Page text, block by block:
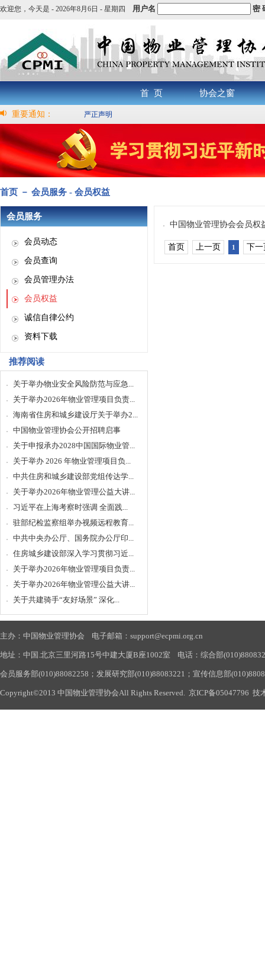
欢迎您， 今天是 - 2026年8月6日 - 星期四 用户名 密
首 页 协会之窗
重要通知： 严正声明
首页 － 会员服务 - 会员权益
会员服务
会员动态
会员查询
会员管理办法
会员权益
诚信自律公约
资料下载
推荐阅读
关于举办物业安全风险防范与应急...
关于举办2026年物业管理项目负责...
海南省住房和城乡建设厅关于举办2...
中国物业管理协会公开招聘启事
关于申报承办2028中国国际物业管...
关于举办 2026 年物业管理项目负...
中共住房和城乡建设部党组传达学...
关于举办2026年物业管理公益大讲...
习近平在上海考察时强调 全面践...
驻部纪检监察组举办视频远程教育...
中共中央办公厅、国务院办公厅印...
住房城乡建设部深入学习贯彻习近...
关于举办2026年物业管理项目负责...
关于举办2026年物业管理公益大讲...
关于共建骑手“友好场景” 深化...
中国物业管理协会会员权
首页 上一页 1 下一
主办：中国物业管理协会 电子邮箱：support@ecpmi.org.cn
地址：中国.北京三里河路15号中建大厦B座1002室 电话：综合部
会员服务部(010)88082258；发展研究部(010)88083221；宣传信息部
Copyright©2013 中国物业管理协会All Rights Reserved. 京ICP备05047796 技